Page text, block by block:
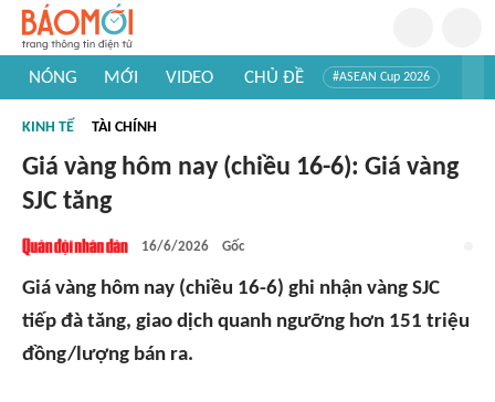
NÓNG MỚI VIDEO CHỦ ĐỀ #ASEAN Cup 2026
#Khám phá thế giới
KINH TẾ TÀI CHÍNH
Giá vàng hôm nay (chiều 16-6): Giá vàng
SJC tăng
16/6/2026 Gốc
Giá vàng hôm nay (chiều 16-6) ghi nhận vàng SJC
tiếp đà tăng, giao dịch quanh ngưỡng hơn 151 triệu
đồng/lượng bán ra.